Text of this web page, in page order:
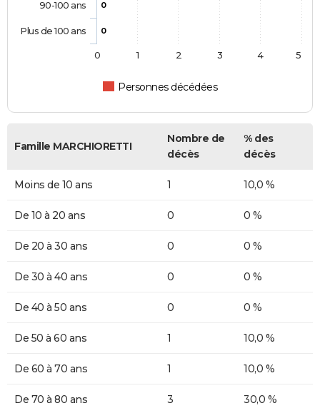
0
0
Personnes décédées
90-100 ans
Plus de 100 ans
0 1 2 3 4 5
Famille MARCHIORETTI
Nombre de
décès
% des
décès
Moins de 10 ans 1 10,0 %
De 10 à 20 ans 0 0 %
De 20 à 30 ans 0 0 %
De 30 à 40 ans 0 0 %
De 40 à 50 ans 0 0 %
De 50 à 60 ans 1 10,0 %
De 60 à 70 ans 1 10,0 %
De 70 à 80 ans 3 30,0 %